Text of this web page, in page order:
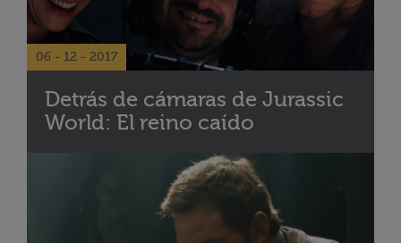
06 - 12 - 2017
Detrás de cámaras de Jurassic
World: El reino caído